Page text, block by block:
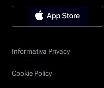
Informativa Privacy
Cookie Policy